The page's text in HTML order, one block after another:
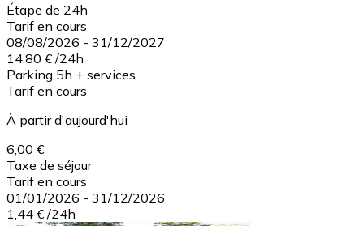
Étape de 24h
Tarif en cours
08/08/2026 - 31/12/2027
14,80 € /24h
Parking 5h + services
Tarif en cours
À partir d'aujourd'hui
6,00 €
Taxe de séjour
Tarif en cours
01/01/2026 - 31/12/2026
1,44 € /24h